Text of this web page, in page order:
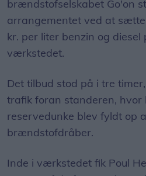
brændstofselskabet Go'on
arrangementet ved at
kr. per liter benzin og
værkstedet.
Det tilbud stod på i tre
trafik foran standeren, hvor
reservedunke blev fyldt op
brændstofdråber.
Inde i værkstedet fik Poul